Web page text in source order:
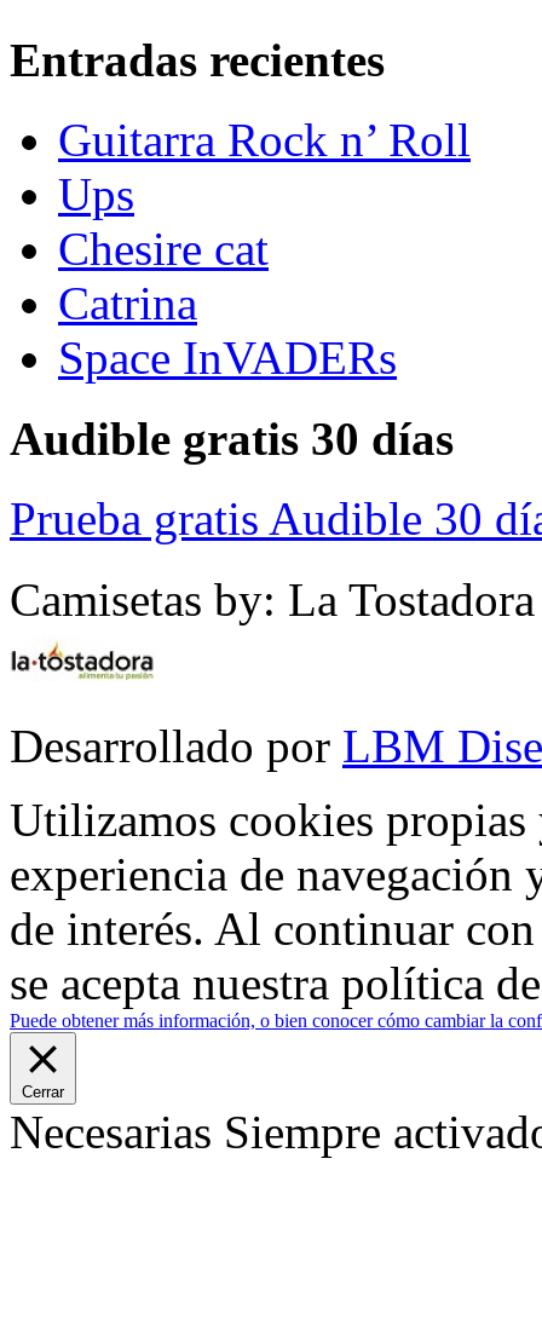
Entradas recientes
Guitarra Rock n’ Roll
Ups
Chesire cat
Catrina
Space InVADERs
Audible gratis 30 días
Prueba gratis Audible 30
Camisetas by: La Tostadora
Desarrollado por LBM
Utilizamos cookies propias
experiencia de
de interés. Al continuar
se acepta nuestra política
Puede obtener más información, o bien conocer cómo cambiar la
Cerrar
Necesarias Siempre